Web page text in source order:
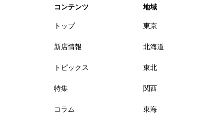
コンテンツ
トップ
新店情報
トピックス
特集
コラム
地域
東京
北海道
東北
関西
東海